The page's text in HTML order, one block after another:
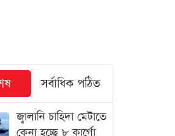
সর্বাধিক পঠিত
জ্বালানি চাহিদা মেটাতে
কেনা হচ্ছে ৮ কার্গো